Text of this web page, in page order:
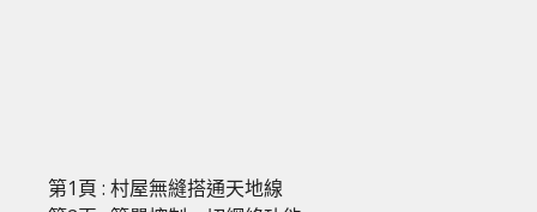
第1頁 : 村屋無縫搭通天地線